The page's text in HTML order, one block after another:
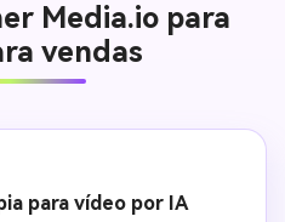
Media.io para
vendas
para vídeo por IA